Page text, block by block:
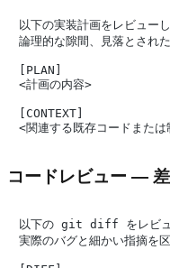
以下の実装計画をレビュー
論理的な隙間、見落とされ
[PLAN]
<計画の内容>
[CONTEXT]
コードレビュー —
以下の git diff をレビュー
実際のバグと細かい指摘を